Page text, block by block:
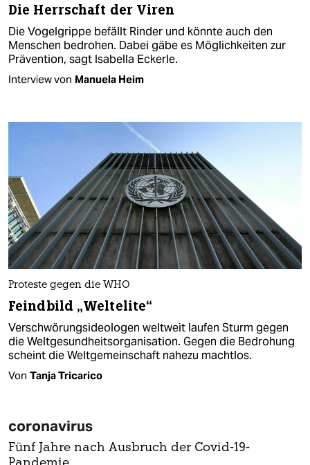
Die Herrschaft der Viren
Die Vogelgrippe befällt Rinder und könnte auch den
Menschen bedrohen. Dabei gäbe es Möglichkeiten zur
Prävention, sagt Isabella Eckerle.
Interview von Manuela Heim
Proteste gegen die WHO
Feindbild „Weltelite“
Verschwörungsideologen weltweit laufen Sturm gegen
die Weltgesundheitsorganisation. Gegen die Bedrohung
scheint die Weltgemeinschaft nahezu machtlos.
Von Tanja Tricarico
coronavirus
Fünf Jahre nach Ausbruch der Covid-19-